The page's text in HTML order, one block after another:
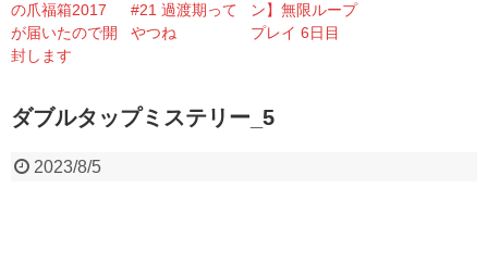
の爪福箱2017
が届いたので開
封します
#21 過渡期って
やつね
ン】無限ループ
プレイ 6日目
ダブルタップミステリー_5
2023/8/5